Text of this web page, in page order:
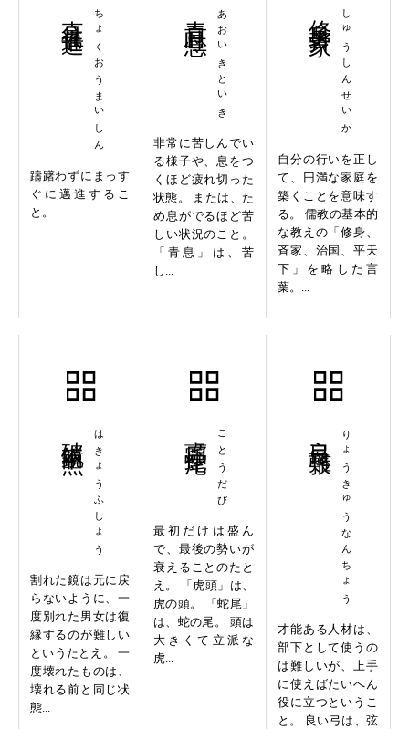
ちょくおうまいしん
躊躇わずにまっす
ぐに邁進するこ
と。
あおいきといき
非常に苦しんでい
る様子や、息をつ
くほど疲れ切った
状態。 または、た
め息がでるほど苦
しい状況のこと。
「青息」は、苦
し...
しゅうしんせいか
自分の行いを正し
て、円満な家庭を
築くことを意味す
る。 儒教の基本的
な教えの「修身、
斉家、治国、平天
下」を略した言
葉。...
はきょうふしょう
割れた鏡は元に戻
らないように、一
度別れた男女は復
縁するのが難しい
というたとえ。 一
度壊れたものは、
壊れる前と同じ状
態...
ことうだび
最初だけは盛ん
で、最後の勢いが
衰えることのたと
え。 「虎頭」は、
虎の頭。 「蛇尾」
は、蛇の尾。 頭は
大きくて立派な
虎...
りょうきゅうなんちょう
才能ある人材は、
部下として使うの
は難しいが、上手
に使えばたいへん
役に立つというこ
と。 良い弓は、弦